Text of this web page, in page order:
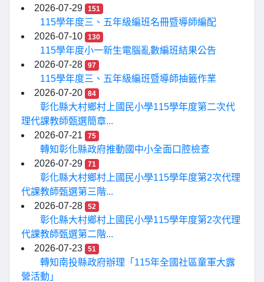
2026-07-29
151
115學年度三、五年級編班名冊暨導師編配
2026-07-10
130
115學年度小一新生電腦亂數編班結果公告
2026-07-28
97
115學年度三、五年級編班暨導師抽籤作業
2026-07-20
84
彰化縣大村鄉村上國民小學115學年度第二次代
理代課教師甄選簡章...
2026-07-21
75
轉知彰化縣政府推動國中小全面口腔檢查
2026-07-29
71
彰化縣大村鄉村上國民小學115學年度第2次代理
代課教師甄選第三階...
2026-07-28
52
彰化縣大村鄉村上國民小學115學年度第2次代理
代課教師甄選第二階...
2026-07-23
51
轉知南投縣政府辦理「115年全國社區童軍大露
營活動」